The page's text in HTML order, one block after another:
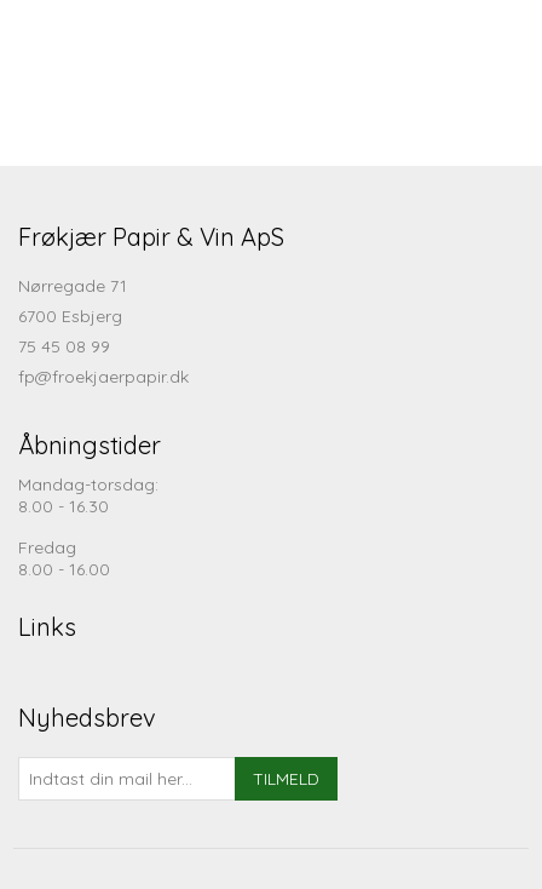
Frøkjær Papir & Vin ApS
Nørregade 71
6700 Esbjerg
75 45 08 99
fp@froekjaerpapir.dk
Åbningstider
Mandag-torsdag:
8.00 - 16.30
Fredag
8.00 - 16.00
Links
Nyhedsbrev
TILMELD